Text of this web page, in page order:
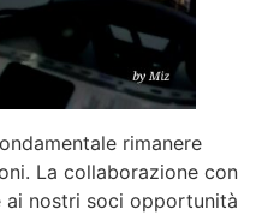
rimanere
La collaborazione con
ai nostri soci opportunità